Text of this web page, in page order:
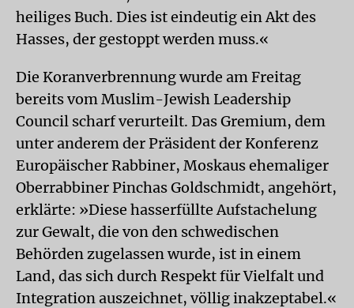
heiliges Buch. Dies ist eindeutig ein Akt des
Hasses, der gestoppt werden muss.«
Die Koranverbrennung wurde am Freitag
bereits vom Muslim-Jewish Leadership
Council scharf verurteilt. Das Gremium, dem
unter anderem der Präsident der Konferenz
Europäischer Rabbiner, Moskaus ehemaliger
Oberrabbiner Pinchas Goldschmidt, angehört,
erklärte: »Diese hasserfüllte Aufstachelung
zur Gewalt, die von den schwedischen
Behörden zugelassen wurde, ist in einem
Land, das sich durch Respekt für Vielfalt und
Integration auszeichnet, völlig inakzeptabel.«